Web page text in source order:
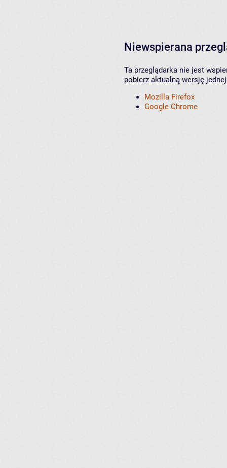
Niewspierana
Ta przeglądarka nie jest
pobierz aktualną wersję
Mozilla Firefox
Google Chrome